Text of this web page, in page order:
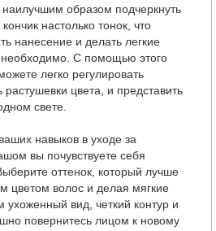
образом подчеркнуть
настолько тонок, что
нанесение и делать легкие
С помощью этого
легко регулировать
растушевки цвета, и представить
свете.
навыков в уходе за
вы почувствуете себя
оттенок, который лучше
цветом волос и делая мягкие
вид, четкий контур и
повернитесь лицом к новому